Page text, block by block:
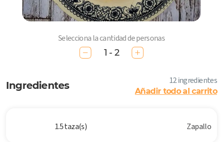
Selecciona la cantidad de personas
1 - 2
Ingredientes 12 ingredientes
Añadir todo al carrito
1.5 taza(s) Zapallo